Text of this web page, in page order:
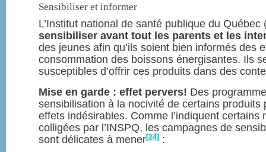
Sensibiliser et informer
L’Institut national de santé publique du
sensibiliser avant tout les parents et les
des jeunes afin qu’ils soient bien informés des
consommation des boissons énergisantes. Ils
susceptibles d’offrir ces produits dans des
Mise en garde : effet pervers! Des
sensibilisation à la nocivité de certains produits
effets indésirables. Comme l’indiquent certains
colligées par l’INSPQ, les campagnes de
sont délicates à mener[24] :